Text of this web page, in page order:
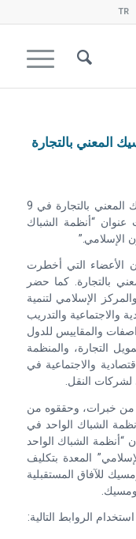
TR
المعني بالتجارة
عُقد الاجتماع التاسع لفريق عمل الكومسيك المعني بالتجارة في 9
تحت عنوان “أنظمة الشباك
الإسلامي.”
من البلدان الأعضاء التي أخطرت
بالتجارة. كما حضر
الإسلامي لتنمية
والاجتماعية والتدريب
والمقاييس للدول
التجارة، والمنظمة
والاجتماعية في
لشركات النقل.
من خبرات، وحققوه من
الشباك الواحد في
“أنظمة الشباك الواحد
المعدة بتكليف
للآفاق المستقبلية
الروابط التالية: